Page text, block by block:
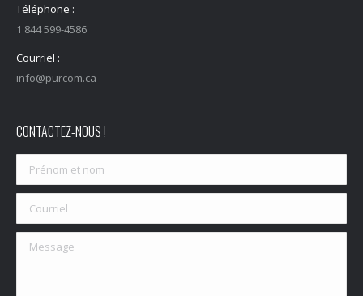
Téléphone :
1 844 599-4586
Courriel :
info@purcom.ca
CONTACTEZ-NOUS !